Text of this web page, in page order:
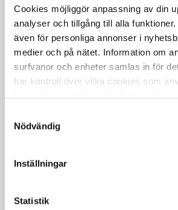
Cookies möjliggör anpassning av din
analyser och tillgång till alla
även för personliga annonser i
medier och på nätet. Information om
surfvanor och enheter samlas in för
har kontroll över vilka cookies som
tekniskt nödvändiga. Godkännande
länder utanför EU med olika
att godkänna samtycker du till
Nödvändig
Inställningar
Statistik
Användarvänlig och elastisk med
optimal rörelsefrihet.
Sele
Mycket lätt och smidig sele för enkla
korttidsarbeten.
Bekväm